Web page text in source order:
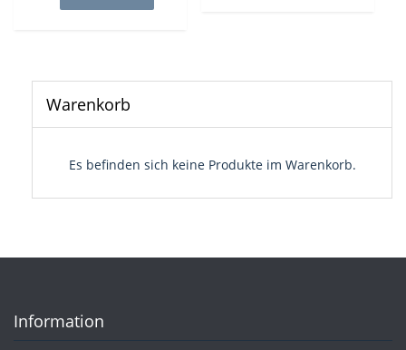
Warenkorb
Es befinden sich keine Produkte im Warenkorb.
Information